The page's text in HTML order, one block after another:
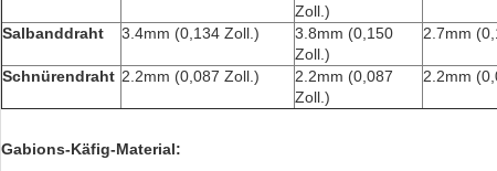
Zoll.)
Salbanddraht
3.4mm (0,134 Zoll.)
3.8mm (0,150
Zoll.)
2.7mm
Schnürendraht 2.2mm (0,087 Zoll.)
2.2mm (0,087
Zoll.)
2.2mm
Gabions-Käfig-Material: